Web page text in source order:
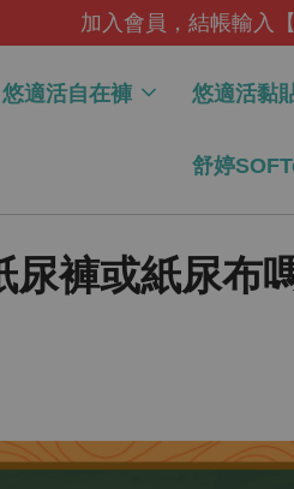
悠適活自在褲 悠適活黏
舒婷
尿褲或紙尿布